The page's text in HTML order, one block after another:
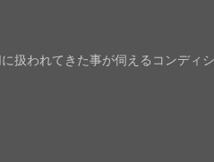
扱われてきた事が伺えるコンディ